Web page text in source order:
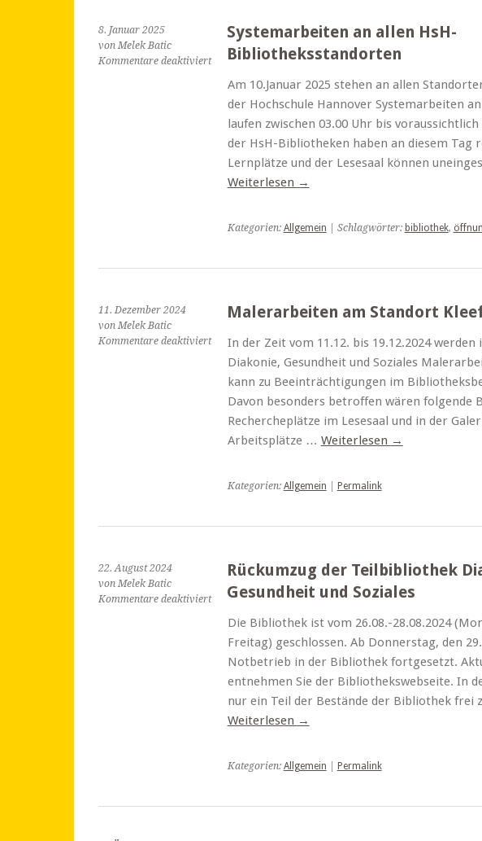
8. Januar 2025
von Melek Batic
Kommentare deaktiviertfür
allen
HsH-
Bibliotheksstandorten
Systemarbeiten an allen HsH-
Bibliotheksstandorten
Am 10.Januar 2025 stehen an allen
der Hochschule Hannover Systemarbeiten
laufen zwischen 03.00 Uhr bis
der HsH-Bibliotheken haben an diesem Tag
Lernplätze und der Lesesaal können
Weiterlesen →
Kategorien: Allgemein | Schlagwörter: bibliothek,
11. Dezember 2024
von Melek Batic
Kommentare deaktiviertfür
Malerarbeiten
Standort
Kleefeld
Malerarbeiten am Standort
In der Zeit vom 11.12. bis 19.12.2024
Diakonie, Gesundheit und Soziales
kann zu Beeinträchtigungen im
Davon besonders betroffen wären folgende
Rechercheplätze im Lesesaal und in der
Arbeitsplätze … Weiterlesen →
Kategorien: Allgemein Permalink
22. August 2024
von Melek Batic
Kommentare deaktiviertfür
Teilbibliothek
Diakonie,
Gesundheit
Soziales
Rückumzug der Teilbibliothek
Gesundheit und Soziales
Die Bibliothek ist vom 26.08.-28.08.2024
Freitag) geschlossen. Ab Donnerstag, den
Notbetrieb in der Bibliothek fortgesetzt.
entnehmen Sie der Bibliothekswebseite. In
nur ein Teil der Bestände der Bibliothek frei
Weiterlesen →
Kategorien: Allgemein Permalink